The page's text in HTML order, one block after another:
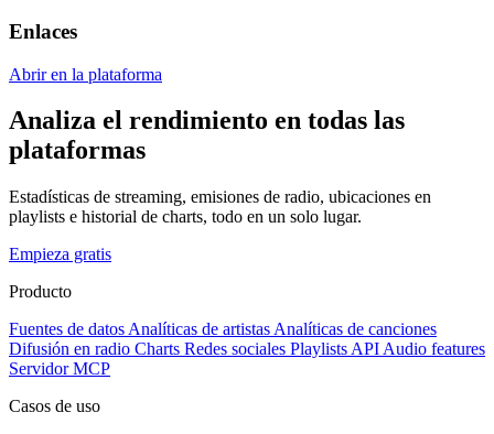
Enlaces
Abrir en la plataforma
Analiza el rendimiento en todas las
plataformas
Estadísticas de streaming, emisiones de radio, ubicaciones en
playlists e historial de charts, todo en un solo lugar.
Empieza gratis
Producto
Fuentes de datos Analíticas de artistas Analíticas de canciones
Difusión en radio Charts Redes sociales Playlists API Audio features
Servidor MCP
Casos de uso